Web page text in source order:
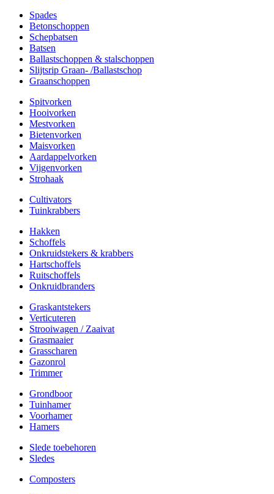
Spades
Betonschoppen
Schepbatsen
Batsen
Ballastschoppen & stalschoppen
Slijtsrip Graan- /Ballastschop
Graanschoppen
Spitvorken
Hooivorken
Mestvorken
Bietenvorken
Maisvorken
Aardappelvorken
Vijgenvorken
Strohaak
Cultivators
Tuinkrabbers
Hakken
Schoffels
Onkruidstekers & krabbers
Hartschoffels
Ruitschoffels
Onkruidbranders
Graskantstekers
Verticuteren
Strooiwagen / Zaaivat
Grasmaaier
Grasscharen
Gazonrol
Trimmer
Grondboor
Tuinhamer
Voorhamer
Hamers
Slede toebehoren
Sledes
Composters